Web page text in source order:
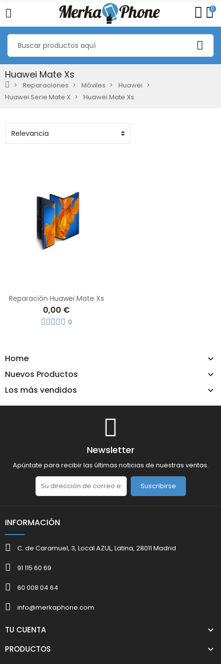
0
Huawei Mate Xs
Reparaciones Móviles
Huawei
Huawei Serie Mate X
Huawei Mate Xs
Home
Nuevos Productos
Los más vendidos
Reparación Huawei Mate Xs
0,00 €
0
Newsletter
Apúntate para recibir las últimas noticias de nuestras ventas.
Suscribirse
INFORMACIÓN
C. de Caramuel, 3, Local AZUL, Latina, 28011 Madrid
91 115 60 69
60 008 04 64
info@merkaphone.com
TU CUENTA
PRODUCTOS